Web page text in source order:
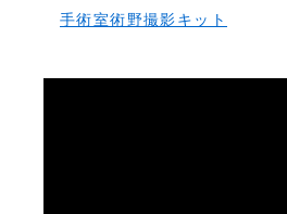
手術室術野撮影キット